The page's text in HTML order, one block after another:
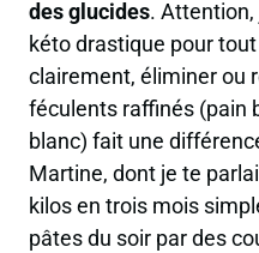
des glucides. Attention,
kéto drastique pour
clairement, éliminer ou
féculents raffinés (pain
blanc) fait une
Martine, dont je te
kilos en trois mois
pâtes du soir par des